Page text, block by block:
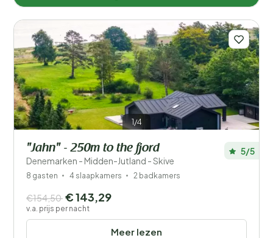
1/4
"Jahn" - 250m to the fjord
Denemarken - Midden-Jutland - Skive
5/5
8 gasten 4 slaapkamers 2 badkamers
Meer lezen
€154,50 € 143,29
v.a. prijs per nacht